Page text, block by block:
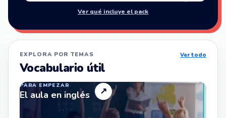
Ver qué incluye el pack
EXPLORA POR TEMAS
Vocabulario útil
Ver todo
PARA EMPEZAR
El aula en inglés ↗